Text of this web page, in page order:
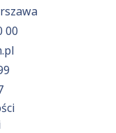
00